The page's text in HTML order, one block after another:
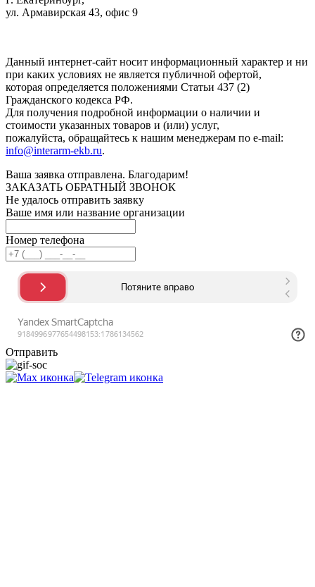
ул. Армавирская 43, офис 9
Данный интернет-сайт носит информационный характер и ни
при каких условиях не является публичной офертой,
которая определяется положениями Статьи 437 (2)
Гражданского кодекса РФ.
Для получения подробной информации о наличии и
стоимости указанных товаров и (или) услуг,
пожалуйста, обращайтесь к нашим менеджерам по e-mail:
info@interarm-ekb.ru.
Ваша заявка отправлена. Благодарим!
ЗАКАЗАТЬ ОБРАТНЫЙ ЗВОНОК
Не удалось отправить заявку
Ваше имя или название организации
Номер телефона
Отправить